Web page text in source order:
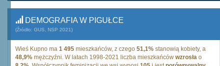
DEMOGRAFIA W PIGUŁCE
(Źródło: GUS, NSP 2021)
Wieś Kupno ma 1 495 mieszkańców, z czego 51,1% stanowią kobiety, a
48,9% mężczyźni. W latach 1998-2021 liczba mieszkańców wzrosła o